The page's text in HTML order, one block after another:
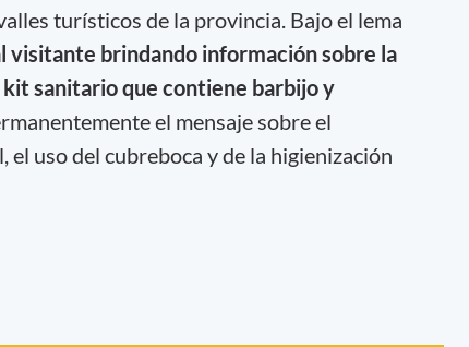
turísticos de la provincia. Bajo el lema
visitante brindando información sobre la
sanitario que contiene barbijo y
el mensaje sobre el
uso del cubreboca y de la higienización